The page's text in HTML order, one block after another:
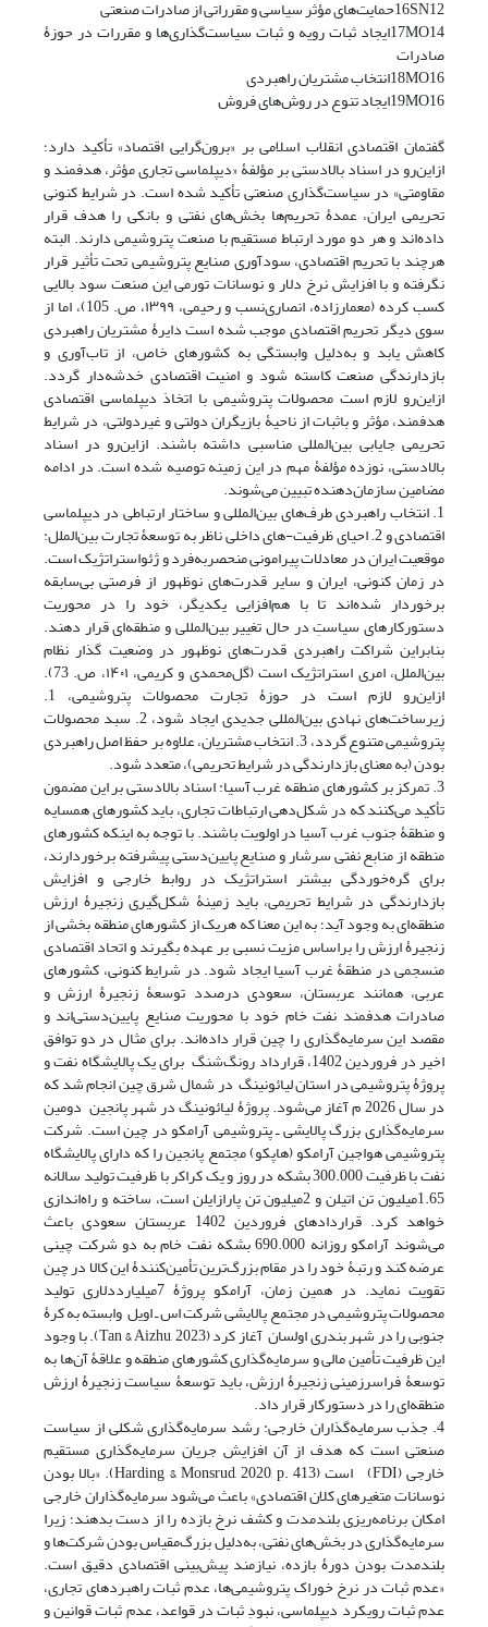
16SN12حمایت‌های مؤثر سیاسی و مقرراتی از صادرات صنعتی
17MO14ایجاد ثبات رویه و ثبات سیاست‌گذاری‌ها و مقررات در حوزۀ
صادرات
18MO16انتخاب مشتریان راهبردی
19MO16ایجاد تنوع در روش‌های فروش
گفتمان اقتصادی انقلاب اسلامی بر «برون‌گرایی اقتصاد» تأکید دارد؛
ازاین‌رو در اسناد بالادستی بر مؤلفۀ «دیپلماسی تجاری مؤثر، هدفمند و
مقاومتی» در سیاست‌گذاری صنعتی تأکید شده است. در شرایط کنونی
تحریمی ایران، عمدۀ تحریم‌ها بخش‌های نفتی و بانکی را هدف قرار
داده‌اند و هر دو مورد ارتباط مستقیم با صنعت پتروشیمی دارند. البته
هرچند با تحریم اقتصادی، سودآوری صنایع پتروشیمی تحت تأثیر قرار
نگرفته و با افزایش نرخ دلار و نوسانات تورمی این صنعت سود بالایی
کسب کرده ‏(معمارزاده، انصاری‌نسب و رحیمی، ۱۳۹۹، ص. 105)، اما از
سوی دیگر تحریم اقتصادی موجب شده است دایرۀ مشتریان راهبردی
کاهش یابد و به‌دلیل وابستگی به کشورهای خاص، از تاب‌آوری و
بازدارندگی صنعت کاسته شود و امنیت اقتصادی خدشه‌دار گردد.
ازاین‌رو لازم است محصولات پتروشیمی با اتخاذ دیپلماسی اقتصادی
هدفمند، مؤثر و باثبات از ناحیۀ بازیگران دولتی و غیردولتی، در شرایط
تحریمی جایابی بین‌المللی مناسبی داشته باشند. ازاین‌رو در اسناد
بالادستی، نوزده مؤلفۀ مهم در این زمینه توصیه شده است. در ادامه
مضامین سازمان‌دهنده تبیین می‌شوند.
1. انتخاب راهبردی طرف‌های بین‌المللی و ساختار ارتباطی در دیپلماسی
اقتصادی و 2. احیای ظرفیت-های داخلی ناظر به توسعۀ تجارت بین‌الملل:
موقعیت ایران در معادلات پیرامونی منحصربه‌فرد و ژئواستراتژیک است.
در زمان کنونی، ایران و سایر قدرت‌های نوظهور از فرصتی بی‌سابقه
برخوردار شده‌اند تا با هم‌افزایی یکدیگر، خود را در محوریت
دستورکارهای سیاستِ در حال تغییر بین‌المللی و منطقه‌ای قرار دهند.
بنابراین شراکت راهبردی قدرت‌های نوظهور در وضعیت گذار نظام
بین‌الملل، امری استراتژیک است‏ (گل‌محمدی و کریمی، ۱۴۰۱، ص. 73).
ازاین‌رو لازم است در حوزۀ تجارت محصولات پتروشیمی، 1.
زیرساخت‌های نهادی بین‌المللی جدیدی ایجاد شود، 2. سبد محصولات
پتروشیمی متنوع گردد، 3. انتخاب مشتریان، علاوه بر حفظ اصل راهبردی
بودن (به معنای بازدارندگی در شرایط تحریمی)، متعدد شود.
3. تمرکز بر کشورهای منطقه غرب آسیا: اسناد بالادستی بر این مضمون
تأکید می‌کنند که در شکل‌دهی ارتباطات تجاری، باید کشورهای همسایه
و منطقۀ جنوب غرب آسیا در اولویت باشند. با توجه به اینکه کشورهای
منطقه از منابع نفتی سرشار و صنایع پایین‌دستی پیشرفته برخوردارند،
برای گره‌خوردگی بیشتر استراتژیک در روابط خارجی و افزایش
بازدارندگی در شرایط تحریمی، باید زمینۀ شکل‌گیری زنجیرۀ ارزش
منطقه‌ای به وجود آید؛ به این معنا که هریک از کشورهای منطقه بخشی از
زنجیرۀ ارزش را براساس مزیت نسبی بر عهده بگیرند و اتحاد اقتصادی
منسجمی در منطقۀ غرب آسیا ایجاد شود. در شرایط کنونی، کشورهای
عربی، همانند عربستان، سعودی درصدد توسعۀ زنجیرۀ ارزش و
صادرات هدفمند نفت خام خود با محوریت صنایع پایین‌دستی‌اند و
مقصد این سرمایه‌گذاری را چین قرار داده‌اند. برای مثال در دو توافق
اخیر در فروردین 1402، قرارداد رونگ‌شنگ برای یک پالایشگاه نفت و
پروژۀ پتروشیمی در استان لیائونینگ در شمال شرق چین انجام شد که
در سال 2026 م آغاز می‌شود. پروژۀ لیائونینگ در شهر پانجین دومین
سرمایه‌گذاری بزرگ پالایشی ـ پتروشیمی آرامکو در چین است. شرکت
پتروشیمی هواجین آرامکو (هاپکو) مجتمع پانجین را که دارای پالایشگاه
نفت با ظرفیت 300.000 بشکه در روز و یک کراکر با ظرفیت تولید سالانه
1.65میلیون تن اتیلن و 2میلیون تن پارازایلن است، ساخته و راه‌اندازی
خواهد کرد. قراردادهای فروردین 1402 عربستان سعودی باعث
می‌شوند آرامکو روزانه 690.000 بشکه نفت خام به دو شرکت چینی
عرضه کند و رتبۀ خود را در مقام بزرگ‌ترین تأمین‌کنندۀ این کالا در چین
تقویت نماید. در همین زمان، آرامکو پروژۀ 7میلیارددلاری تولید
محصولات پتروشیمی در مجتمع پالایشی شرکت اس ـ اویل وابسته به کرۀ
جنوبی را در شهر بندری اولسان آغاز کرد ‏(Tan & Aizhu, 2023). با وجود
این ظرفیت تأمین مالی و سرمایه‌گذاری کشورهای منطقه و علاقۀ آن‌ها به
توسعۀ فراسرزمینی زنجیرۀ ارزش، باید توسعۀ سیاست زنجیرۀ ارزش
منطقه‌ای را در دستورکار قرار داد.
4. جذب سرمایه‌گذاران خارجی: رشد سرمایه‌گذاری شکلی از سیاست
صنعتی است که هدف از آن افزایش جریان سرمایه‌گذاری مستقیم
خارجی (FDI) است ‏(Harding & Monsrud, 2020, p. 413). «بالا بودن
نوسانات متغیرهای کلان اقتصادی» باعث می‌شود سرمایه‌گذاران خارجی
امکان برنامه‌ریزی بلندمدت و کشف نرخ بازده را از دست بدهند؛ زیرا
سرمایه‌گذاری در بخش‌های نفتی، به‌دلیل بزرگ‌مقیاس بودن شرکت‌ها و
بلندمدت بودن دورۀ بازده، نیازمند پیش‌بینی اقتصادی دقیق است.
«عدم ثبات در نرخ خوراک پتروشیمی‌ها، عدم ثبات راهبردهای تجاری،
عدم ثبات رویکرد دیپلماسی، نبودِ ثبات در قواعد، عدم ثبات قوانین و